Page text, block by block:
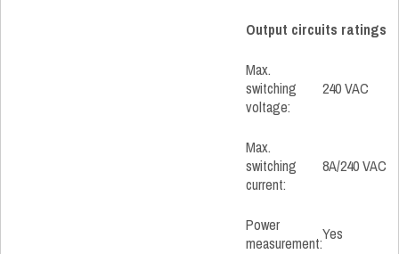
Output circuits ratings
Max.
switching
voltage:
240 VAC
Max.
switching
current:
8A/240 VAC
Power
measurement:Yes